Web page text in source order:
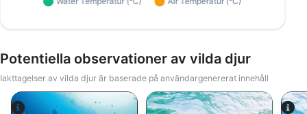
Potentiella observationer av vilda djur
Iakttagelser av vilda djur är baserade på användargenererat innehåll